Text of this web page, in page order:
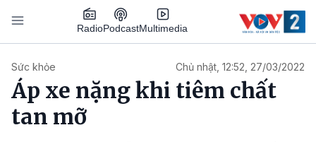
Nhảy đến nội dung
RadioPodcastMultimedia
Sức khỏe Chủ nhật, 12:52, 27/03/2022
Áp xe nặng khi tiêm chất
tan mỡ